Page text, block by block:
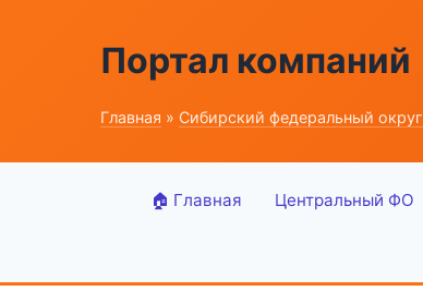
Портал компаний
Главная » Сибирский федеральный округ
🏠 Главная Центральный ФО